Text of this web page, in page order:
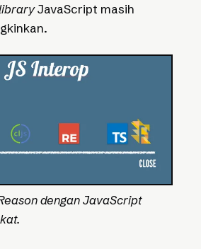
JavaScript masih
dengan JavaScript